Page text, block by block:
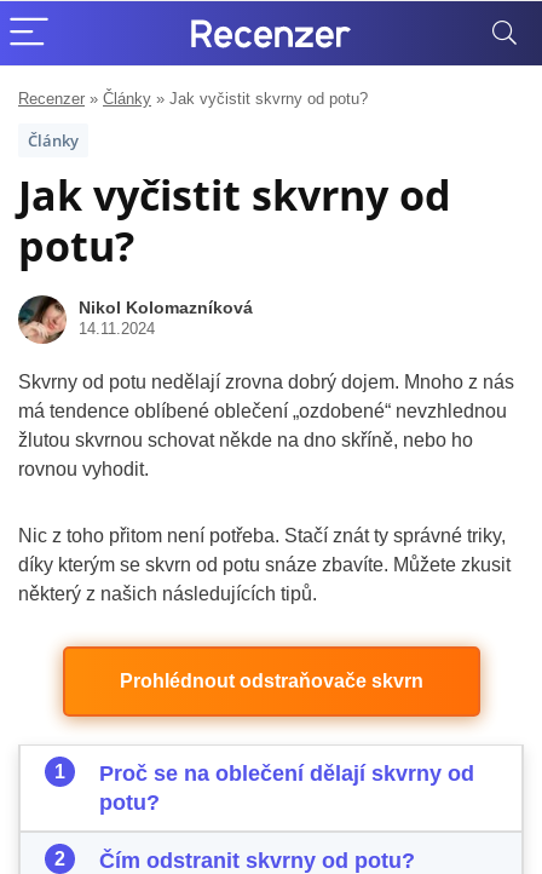
Recenzer » Články » Jak vyčistit skvrny od potu?
Články
Jak vyčistit skvrny od
potu?
Nikol Kolomazníková
14.11.2024
Skvrny od potu nedělají zrovna dobrý dojem. Mnoho z nás
má tendence oblíbené oblečení „ozdobené“ nevzhlednou
žlutou skvrnou schovat někde na dno skříně, nebo ho
rovnou vyhodit.
Nic z toho přitom není potřeba. Stačí znát ty správné triky,
díky kterým se skvrn od potu snáze zbavíte. Můžete zkusit
některý z našich následujících tipů.
Prohlédnout odstraňovače skvrn
Proč se na oblečení dělají skvrny od
potu?
Čím odstranit skvrny od potu?